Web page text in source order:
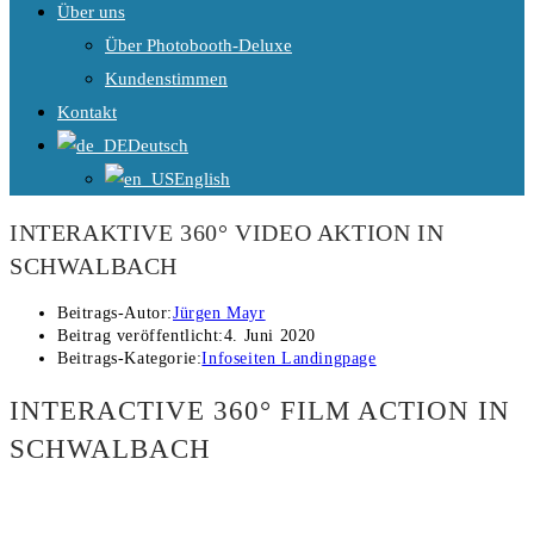
Über uns
Über Photobooth-Deluxe
Kundenstimmen
Kontakt
Deutsch
English
INTERAKTIVE 360° VIDEO AKTION IN
SCHWALBACH
Beitrags-Autor:Jürgen Mayr
Beitrag veröffentlicht:4. Juni 2020
Beitrags-Kategorie:Infoseiten Landingpage
INTERACTIVE 360° FILM ACTION IN
SCHWALBACH